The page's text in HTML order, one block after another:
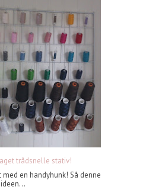
trådsnelle stativ!
en handyhunk! Så denne
ideen...